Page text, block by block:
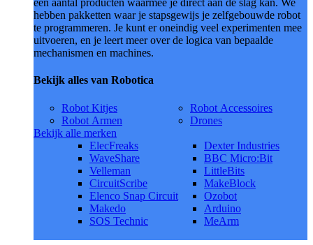
een aantal producten waarmee je direct aan de slag kan. We
hebben pakketten waar je stapsgewijs je zelfgebouwde robot
te programmeren. Je kunt er oneindig veel experimenten mee
uitvoeren, en je leert meer over de logica van bepaalde
mechanismen en machines.
Bekijk alles van Robotica
Robot Kitjes
Robot Armen
Robot Accessoires
Drones
Bekijk alle merken
ElecFreaks
WaveShare
Velleman
CircuitScribe
Elenco Snap Circuit
Makedo
SOS Technic
Dexter Industries
BBC Micro:Bit
LittleBits
MakeBlock
Ozobot
Arduino
MeArm